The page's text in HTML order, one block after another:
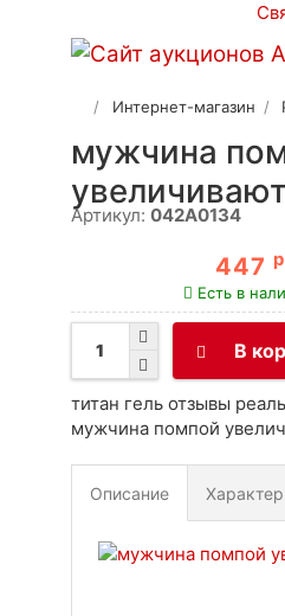
Интернет-магазин
мужчина
Артикул: 042A0134
447
Есть в
В
титан гель отзывы
мужчина помпой
Описание
Доставка Оплата